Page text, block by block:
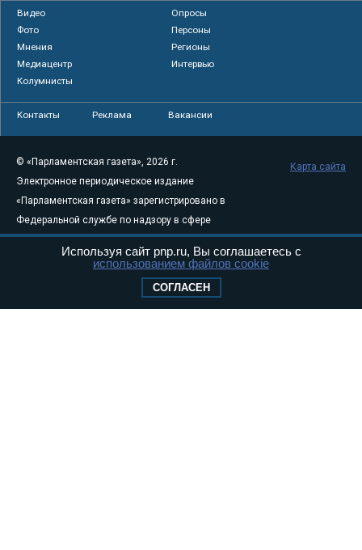
Видео
Опросы
Фото
Персоны
Мнения
Регионы
Медиацентр
Интервью
Колумнисты
Контакты Реклама Вакансии
© «Парламентская газета», 2026 г.
Электронное периодическое издание
«Парламентская газета» зарегистрировано в
Федеральной службе по надзору в сфере
связи, информационных технологий и
массовых коммуникаций (Роскомнадзор) 05
Свидетельство о регистрации Эл № ФС77-
Карта сайта
Используя сайт pnp.ru, Вы соглашаетесь с
использованием файлов cookie
СОГЛАСЕН